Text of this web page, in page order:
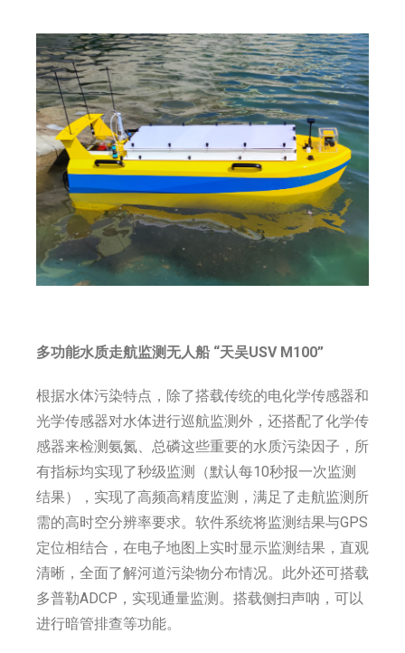
多功能水质走航监测无人船 “天吴USV M100”
根据水体污染特点，除了搭载传统的电化学传感器和
光学传感器对水体进行巡航监测外，还搭配了化学传
感器来检测氨氮、总磷这些重要的水质污染因子，所
有指标均实现了秒级监测（默认每10秒报一次监测
结果），实现了高频高精度监测，满足了走航监测所
需的高时空分辨率要求。软件系统将监测结果与GPS
定位相结合，在电子地图上实时显示监测结果，直观
清晰，全面了解河道污染物分布情况。此外还可搭载
多普勒ADCP，实现通量监测。搭载侧扫声呐，可以
进行暗管排查等功能。